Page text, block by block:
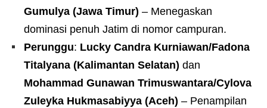
Gumulya (Jawa Timur) – Menegaskan
dominasi penuh Jatim di nomor campuran.
Perunggu: Lucky Candra Kurniawan/Fadona
Titalyana (Kalimantan Selatan) dan
Mohammad Gunawan Trimuswantara/Cylova
Zuleyka Hukmasabiyya (Aceh) – Penampilan